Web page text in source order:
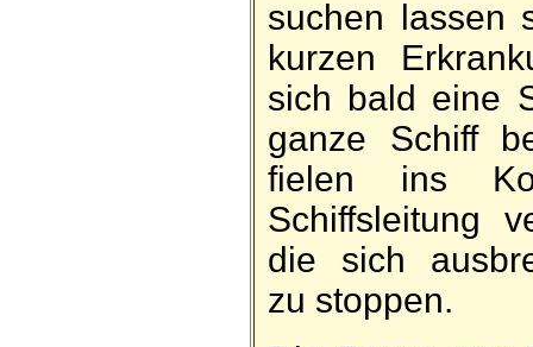
suchen lassen
kurzen
sich bald eine
ganze Schiff
fielen ins
Schiffsleitung
die sich
zu stoppen.